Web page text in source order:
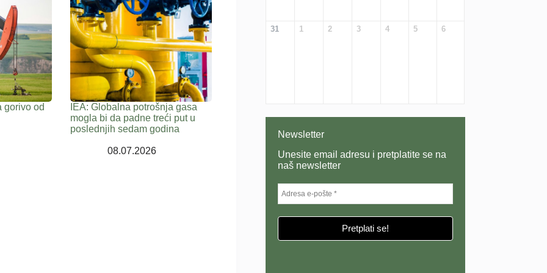
gorivo od
IEA: Globalna potrošnja gasa
mogla bi da padne treći put u
poslednjih sedam godina
08.07.2026
31 1 2 3 4 5 6
Newsletter
Unesite email adresu i pretplatite se na
naš newsletter